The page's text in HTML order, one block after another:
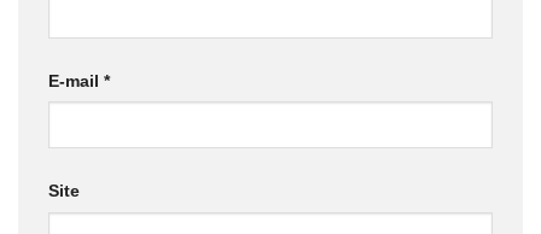
E-mail *
Site